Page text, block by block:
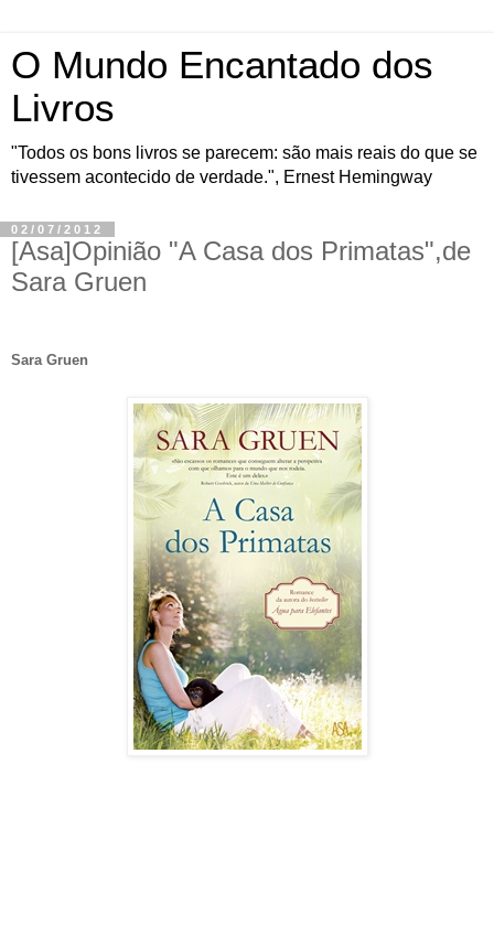
O Mundo Encantado dos
Livros
"Todos os bons livros se parecem: são mais reais do que se
tivessem acontecido de verdade.", Ernest Hemingway
02/07/2012
[Asa]Opinião "A Casa dos Primatas",de
Sara Gruen
Sara Gruen